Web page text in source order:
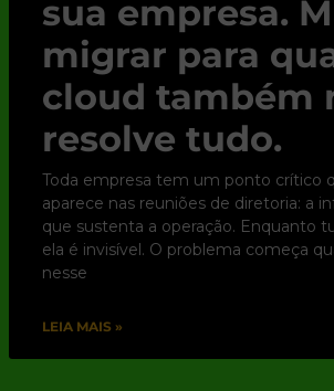
sua empresa.
migrar para
cloud também
resolve tudo.
Toda empresa tem um ponto crítico
aparece nas reuniões de diretoria: a
que sustenta a operação. Enquanto
ela é invisível. O problema começa
nesse
LEIA MAIS »